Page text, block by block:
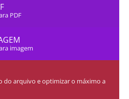
PDF
imagem
do arquivo e optimizar o máximo a